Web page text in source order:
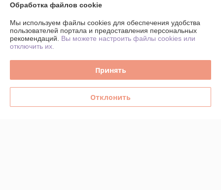
О нас
Контакты
График работы
Обработка файлов cookie
Мы используем файлы cookies для обеспечения удобства
пользователей портала и предоставления персональных
рекомендаций. Вы можете настроить файлы cookies или
отключить их.
Принять
Отклонить